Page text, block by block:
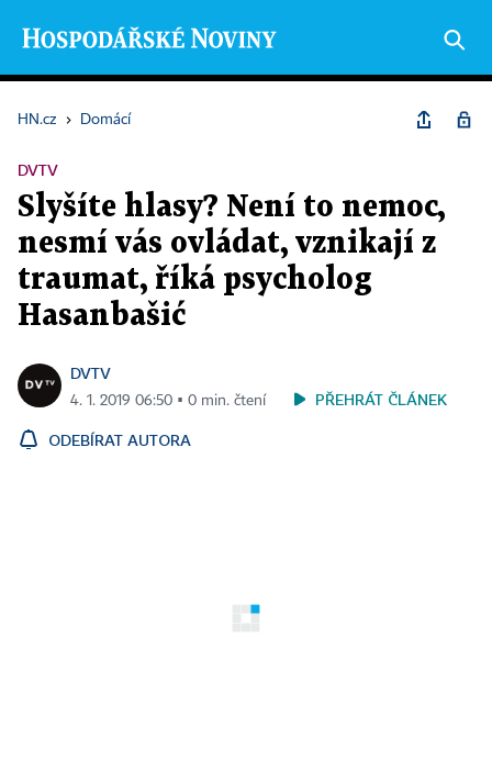
HN.cz › Domácí
DVTV
Slyšíte hlasy? Není to nemoc,
nesmí vás ovládat, vznikají z
traumat, říká psycholog
Hasanbašić
DVTV
4. 1. 2019 06:50 ▪ 0 min. čtení PŘEHRÁT ČLÁNEK
ODEBÍRAT AUTORA